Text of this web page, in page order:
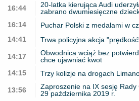
16:44
20-latka kierująca Audi
zabrano dwumiesięczne
16:14
Puchar Polski z medalami w
14:41
Trwa policyjna akcja
14:17
Obwodnica wciąż bez
chce ujawniać kwot
14:15
Trzy kolizje na drogach
13:56
Zaproszenie na IX sesję
29 października 2019 r.